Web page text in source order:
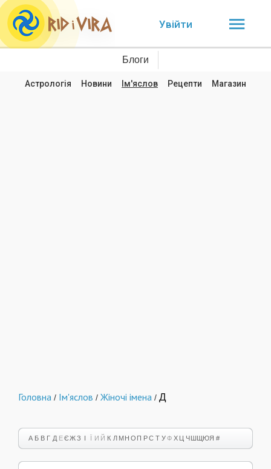
Увійти
Блоги
Астрологія Новини Ім'яслов Рецепти Магазин
Головна / Ім'яслов / Жіночі імена / Д
А Б В Г Д Е ЄЖЗ І Ї И Й К Л М Н О П Р С Т У Ф Х Ц Ч ШЩЮЯ #